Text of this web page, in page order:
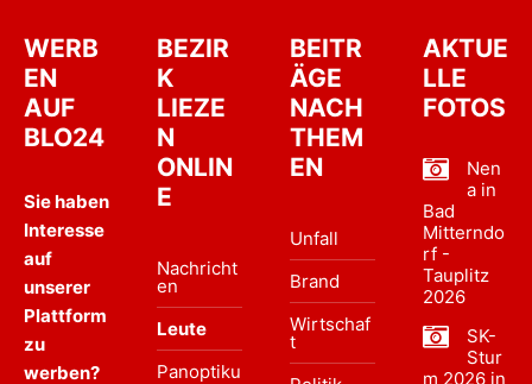
WERB
EN
AUF
BLO24
Sie haben
Interesse
auf
unserer
Plattform
zu
werben?
BEZIR
K
LIEZE
N
ONLIN
E
Nachricht
en
Leute
Panoptiku
BEITR
ÄGE
NACH
THEM
EN
Unfall
Brand
Wirtschaf
t
AKTUE
LLE
FOTOS
Nen
a in
Bad
Mitterndo
rf -
Tauplitz
2026
SK-
Stur
m 2026 in